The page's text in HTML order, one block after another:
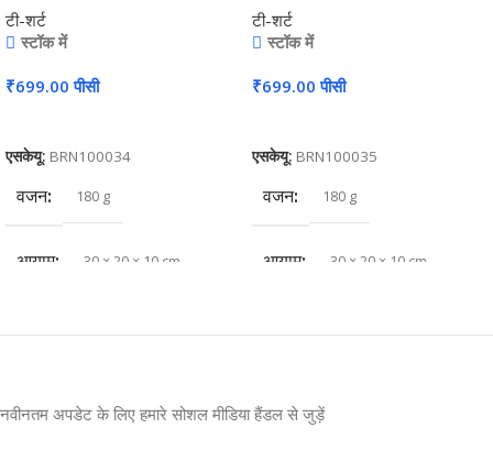
टी-शर्ट
स्टॉक में
₹699.00 पीसी
एसकेयू: BRN100034
वजन 180 g
आयाम 30 × 20 × 10 cm
टी-शर्ट
स्टॉक में
₹699.00 पीसी
एसकेयू: BRN100035
वजन 180 g
आयाम 30 × 20 × 10 cm
नवीनतम अपडेट के लिए हमारे सोशल मीडिया हैंडल से जुड़ें